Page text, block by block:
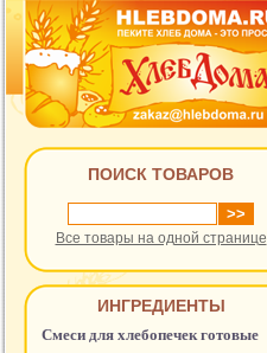
ПОИСК ТОВАРОВ
Все товары на одной странице
ИНГРЕДИЕНТЫ
Смеси для хлебопечек готовые